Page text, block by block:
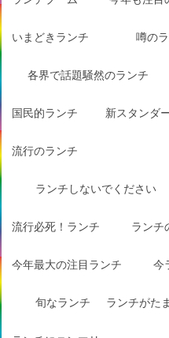
いまどきランチ 噂の
各界で話題騒然のランチ
国民的ランチ 新スタンダ
流行のランチ
ランチしないでください
流行必死！ランチ ランチ
今年最大の注目ランチ 今
旬なランチ ランチがた